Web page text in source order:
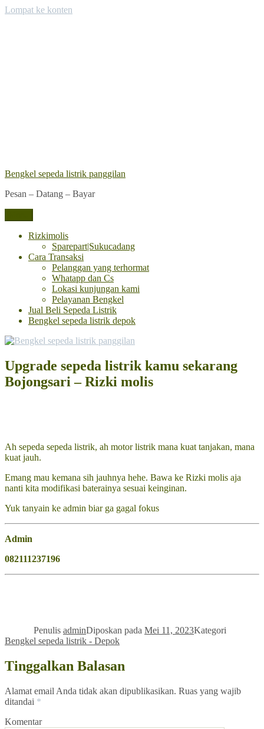
Lompat ke konten
Bengkel sepeda listrik panggilan
Pesan – Datang – Bayar
Rizkimolis
Sparepart|Sukucadang
Cara Transaksi
Pelanggan yang terhormat
Whatapp dan Cs
Lokasi kunjungan kami
Pelayanan Bengkel
Jual Beli Sepeda Listrik
Bengkel sepeda listrik depok
Upgrade sepeda listrik kamu sekarang
Bojongsari – Rizki molis
Ah sepeda sepeda listrik, ah motor listrik mana kuat tanjakan, mana
kuat jauh.
Emang mau kemana sih jauhnya hehe. Bawa ke Rizki molis aja
nanti kita modifikasi baterainya sesuai keinginan.
Yuk tanyain ke admin biar ga gagal fokus
Admin
082111237196
Penulis adminDiposkan pada Mei 11, 2023Kategori
Bengkel sepeda listrik - Depok
Tinggalkan Balasan
Alamat email Anda tidak akan dipublikasikan. Ruas yang wajib
ditandai *
Komentar